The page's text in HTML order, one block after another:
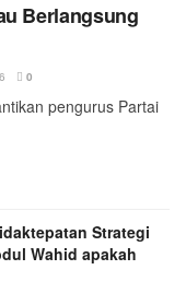
Berlangsung
0
pengurus Partai
Strategi
Wahid apakah